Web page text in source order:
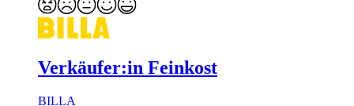
Verkäufer:in Feinkost
BILLA